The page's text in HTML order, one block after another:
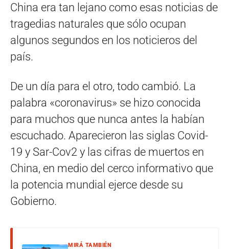
China era tan lejano como esas noticias de
tragedias naturales que sólo ocupan
algunos segundos en los noticieros del
país.
De un día para el otro, todo cambió. La
palabra «coronavirus» se hizo conocida
para muchos que nunca antes la habían
escuchado. Aparecieron las siglas Covid-
19 y Sar-Cov2 y las cifras de muertos en
China, en medio del cerco informativo que
la potencia mundial ejerce desde su
Gobierno.
MIRÁ TAMBIÉN